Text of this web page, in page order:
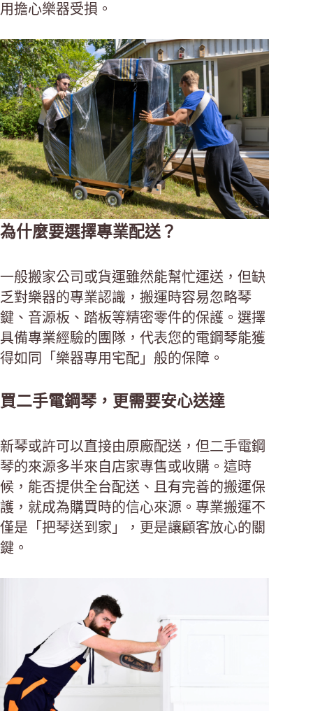
用擔心樂器受損。
為什麼要選擇專業配送？
一般搬家公司或貨運雖然能幫忙運送，但缺
乏對樂器的專業認識，搬運時容易忽略琴
鍵、音源板、踏板等精密零件的保護。選擇
具備專業經驗的團隊，代表您的電鋼琴能獲
得如同「樂器專用宅配」般的保障。
買二手電鋼琴，更需要安心送達
新琴或許可以直接由原廠配送，但二手電鋼
琴的來源多半來自店家專售或收購。這時
候，能否提供全台配送、且有完善的搬運保
護，就成為購買時的信心來源。專業搬運不
僅是「把琴送到家」，更是讓顧客放心的關
鍵。